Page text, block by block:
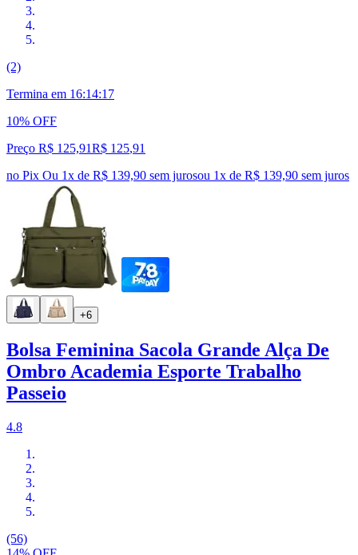
(2)
Termina em 16:14:16
10% OFF
Preço R$ 125,91R$ 125,91
no Pix Ou 1x de R$ 139,90 sem jurosou 1x de R$ 139,90 sem juros
+6
Bolsa Feminina Sacola Grande Alça De
Ombro Academia Esporte Trabalho
Passeio
4.8
(56)